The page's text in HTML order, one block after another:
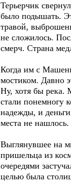
Терьерчик
было подышать.
травой,
не сложилось.
смерч. Страна
Когда им с
мостиком. Давно
Ну, хотя бы река.
стали понемногу
надежды, и
места не нашлось.
Выглянувшее на
пришельца из
очередями
целью была